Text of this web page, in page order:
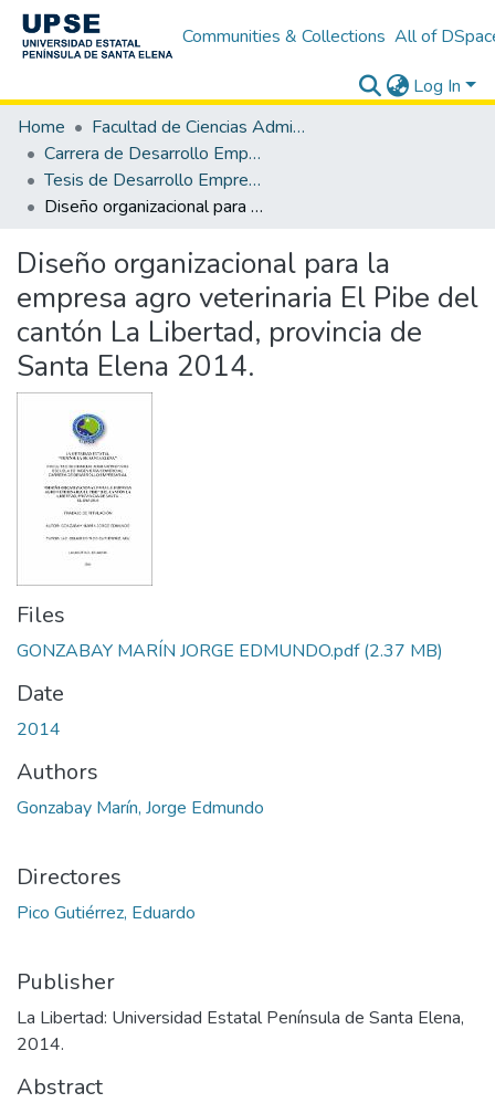
Communities & Collections All of
Log In
Home
Facultad de Ciencias Administrativas
Carrera de Desarrollo Empresarial
Tesis de Desarrollo Empresarial
Diseño organizacional para la empresa agro veterinaria El Pibe del cantón La Libertad, provincia de Santa Elena 2014.
Diseño organizacional para la
empresa agro veterinaria El Pibe del
cantón La Libertad, provincia de
Santa Elena 2014.
Files
GONZABAY MARÍN JORGE EDMUNDO.pdf(2.37 MB)
Date
2014
Authors
Gonzabay Marín, Jorge Edmundo
Directores
Pico Gutiérrez, Eduardo
Publisher
La Libertad: Universidad Estatal Península de Santa Elena,
2014.
Abstract